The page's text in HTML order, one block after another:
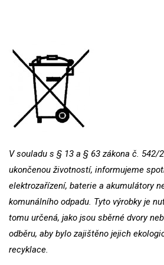
V souladu s § 13 a § 63 zákona č. 542/
ukončenou životností, informujeme
elektrozařízení, baterie a akumulátory
komunálního odpadu. Tyto výrobky je
tomu určená, jako jsou sběrné dvory
odběru, aby bylo zajištěno jejich
recyklace.